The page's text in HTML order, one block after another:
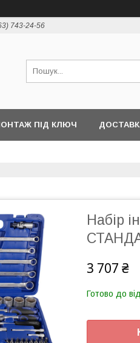
743-24-56
ПІД КЛЮЧ
Набір
3 707 ₴
Готово до